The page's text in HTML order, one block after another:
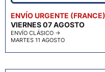
ENVÍO URGENTE (FRANCE)
VIERNES 07 AGOSTO
ENVÍO CLÁSICO →
MARTES 11 AGOSTO